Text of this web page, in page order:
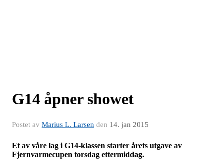
G14 åpner showet
Postet av Marius L. Larsen den 14. jan 2015
Et av våre lag i G14-klassen starter årets utgave av
Fjernvarmecupen torsdag ettermiddag.